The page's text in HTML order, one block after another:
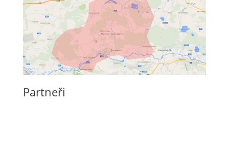
Partneři